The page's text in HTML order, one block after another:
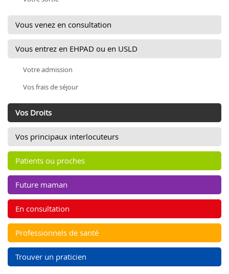
Vous venez en consultation
Vous entrez en EHPAD ou en USLD
Votre admission
Vos frais de séjour
Vos Droits
Vos principaux interlocuteurs
Patients ou proches
Future maman
En consultation
Professionnels de santé
Trouver un praticien